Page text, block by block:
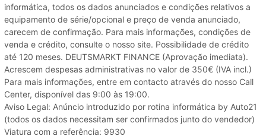
informática, todos os dados anunciados e condições relativos a
equipamento de série/opcional e preço de venda anunciado,
carecem de confirmação. Para mais informações, condições de
venda e crédito, consulte o nosso site. Possibilidade de crédito
até 120 meses. DEUTSMARKT FINANCE (Aprovação imediata).
Acrescem despesas administrativas no valor de 350€ (IVA incl.)
Para mais informações, entre em contacto através do nosso Call
Center, disponível das 9:00 às 19:00.
Aviso Legal: Anúncio introduzido por rotina informática by Auto21
(todos os dados necessitam ser confirmados junto do vendedor)
Viatura com a referência: 9930